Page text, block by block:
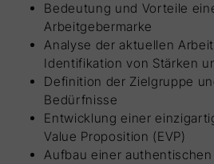
Bedeutung und Vorteile
Arbeitgebermarke
Analyse der aktuellen
Identifikation von Stärken
Definition der Zielgruppe
Bedürfnisse
Entwicklung einer
Value Proposition (EVP)
Aufbau einer